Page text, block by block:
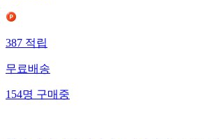
387 적립
무료배송
154명 구매중